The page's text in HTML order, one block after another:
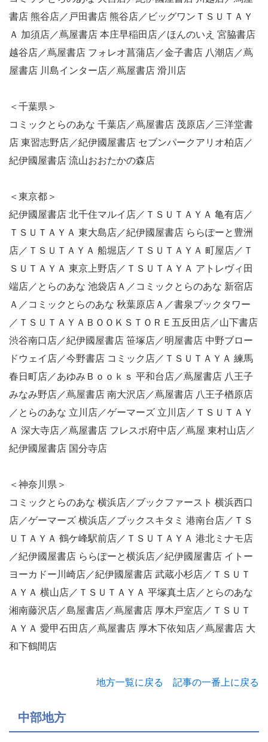
書店 熊谷店／戸田書店 熊谷店／ビッグワンＴＳＵＴＡＹ
Ａ 加須店／蔦屋書店 本庄早稲田店／ほんのいえ 宮脇書店
越谷店／蔦屋書店 フォレオ菖蒲店／金子書店 八潮店／蔦
屋書店 川島インター店／蔦屋書店 滑川店
＜千葉県＞
コミックとらのあな 千葉店／蔦屋書店 茂原店／三洋堂書
店 東習志野店／紀伊國屋書店 セブンパークアリオ柏店／
紀伊國屋書店 流山おおたかの森店
＜東京都＞
紀伊國屋書店 北千住マルイ店／ＴＳＵＴＡＹＡ 亀有店／
ＴＳＵＴＡＹＡ 東大島店／紀伊國屋書店 ららぽーと豊洲
店／ＴＳＵＴＡＹＡ 船堀店／ＴＳＵＴＡＹＡ 町屋店／Ｔ
ＳＵＴＡＹＡ 東京上野店／ＴＳＵＴＡＹＡ アトレヴィ田
端店／とらのあな 池袋店Ａ／コミックとらのあな 新宿店
Ａ／コミックとらのあな 秋葉原店Ａ／書泉ブックタワー
／ＴＳＵＴＡＹＡＢＯＯＫＳＴＯＲＥ五反田店／山下書店
渋谷南口店／紀伊國屋書店 笹塚店／明屋書店 中野ブロー
ドウェイ店／今野書店 コミック店／ＴＳＵＴＡＹＡ 練馬
春日町店／あゆみＢｏｏｋｓ 平和台店／蔦屋書店 八王子
みなみ野店／蔦屋書店 南大沢店／蔦屋書店 八王子楢原店
／とらのあな 立川店／ゲーマーズ 立川店／ＴＳＵＴＡＹ
Ａ 深大寺店／蔦屋書店 フレスポ府中店／蔦屋 東村山店／
紀伊國屋書店 国分寺店
＜神奈川県＞
コミックとらのあな 横浜店／ブックファースト 横浜西口
店／ゲーマーズ 横浜店／ブックスキタミ 港南台店／ＴＳ
ＵＴＡＹＡ 鶴ケ峰駅前店／ＴＳＵＴＡＹＡ 港北ミナモ店
／紀伊國屋書店 ららぽーと横浜店／紀伊國屋書店 イトー
ヨーカドー川崎店／紀伊國屋書店 武蔵小杉店／ＴＳＵＴ
ＡＹＡ 横山店／ＴＳＵＴＡＹＡ 平塚真土店／とらのあな
湘南藤沢店／島屋書店／蔦屋書店 厚木戸室店／ＴＳＵＴ
ＡＹＡ 愛甲石田店／蔦屋書店 厚木下依知店／蔦屋書店 大
和下鶴間店
地方一覧に戻る 記事の一番上に戻る
中部地方